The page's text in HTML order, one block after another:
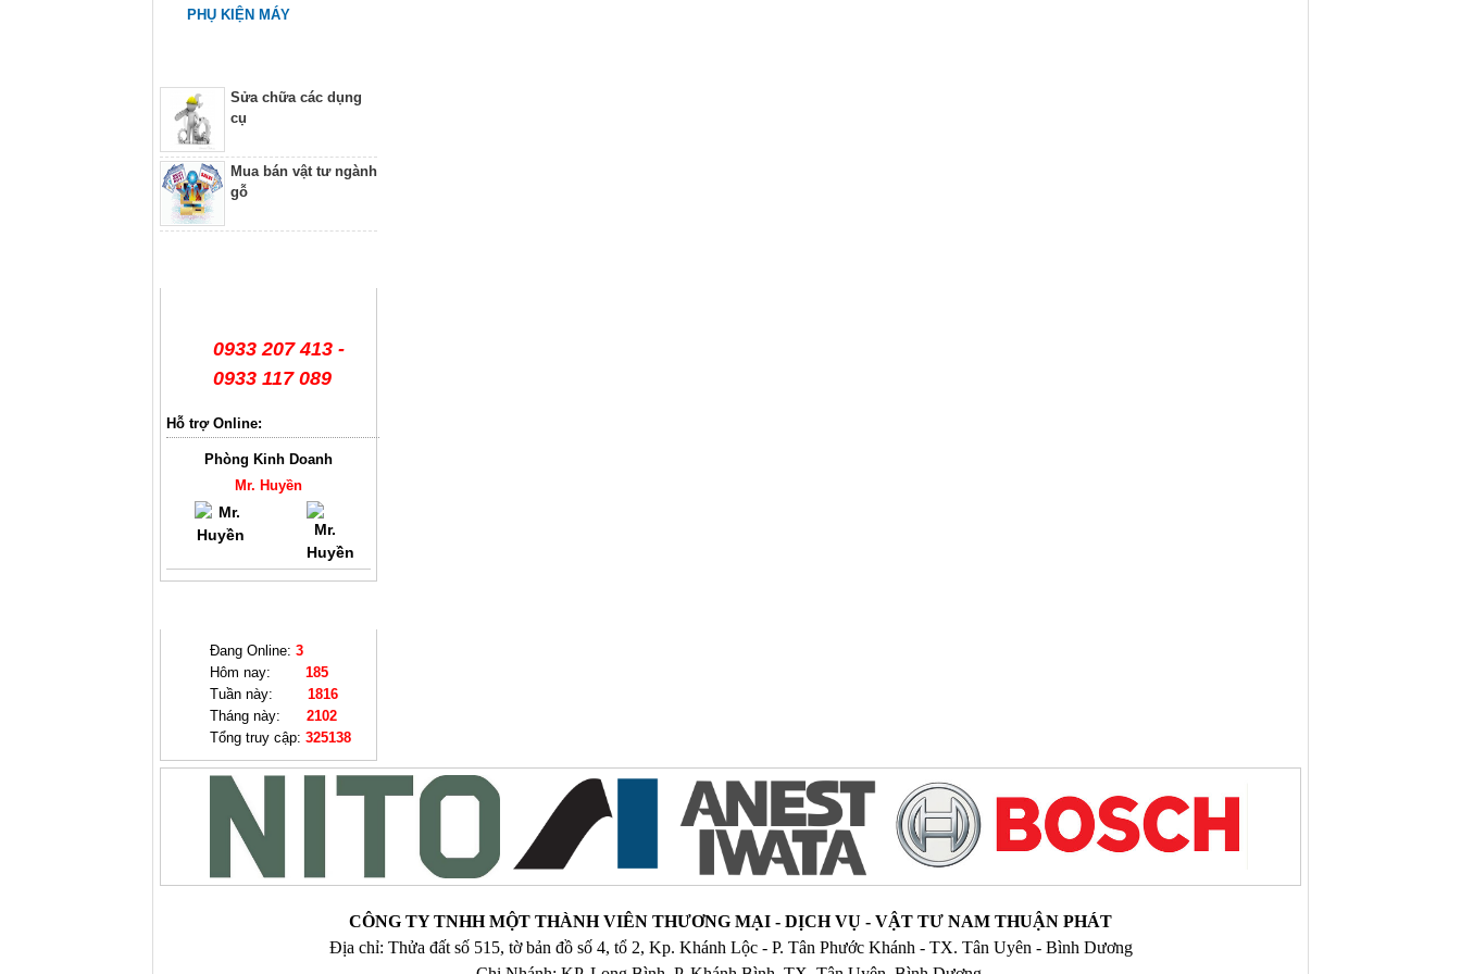
PHỤ KIỆN MÁY
Sửa chữa các dụng
cụ
Mua bán vật tư ngành
gỗ
0933 207 413 -
0933 117 089
Hỗ trợ Online:
Phòng Kinh Doanh
Mr. Huyền
Đang Online: 3
Hôm nay: 185
Tuần này: 1816
Tháng này: 2102
Tổng truy cập: 325138
CÔNG TY TNHH MỘT THÀNH VIÊN THƯƠNG MẠI - DỊCH VỤ - VẬT TƯ NAM THUẬN PHÁT
Địa chỉ: Thửa đất số 515, tờ bản đồ số 4, tổ 2, Kp. Khánh Lộc - P. Tân Phước Khánh - TX. Tân Uyên - Bình Dương